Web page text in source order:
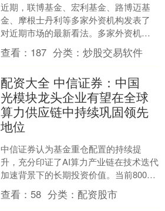
近期，联博基金、宏利基金、路博迈基
金、摩根士丹利等多家外资机构发表了
对近期市场的最新看法。多家外资机构
普遍认为，地缘局势与AI应用仍是贯穿
2026年的两大主线，....
查看： 187 分类：炒股交易软件
配资大全 中信证券：中国
光模块龙头企业有望在全球
算力供应链中持续巩固领先
地位
中信证券认为基金重仓配置的持续提
升，充分印证了AI算力产业链在技术迭代
加速背景下的长期投资价值。当前800G
光模块进入规模化交付高峰期，1.6T产品
出货进程提速....
查看： 58 分类：配资股市